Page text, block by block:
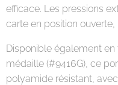
efficace. Les pressions
carte en position
Disponible également
médaille (#9416G), ce
polyamide résistant,